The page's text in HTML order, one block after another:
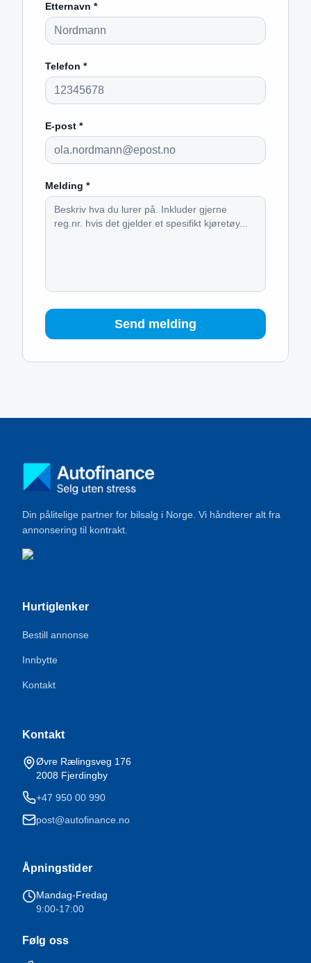
Etternavn *
Telefon *
E-post *
Melding *
Send melding
Din pålitelige partner for bilsalg i Norge. Vi håndterer alt fra
annonsering til kontrakt.
Hurtiglenker
Bestill annonse
Innbytte
Kontakt
Kontakt
Øvre Rælingsveg 176
2008 Fjerdingby
+47 950 00 990
post@autofinance.no
Åpningstider
Mandag-Fredag
9:00-17:00
Følg oss